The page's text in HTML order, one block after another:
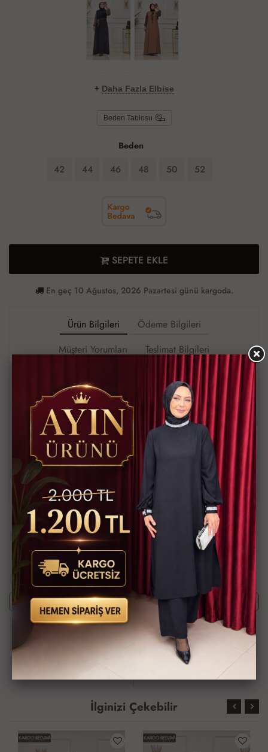
+ Daha Fazla Elbise
Beden Tablosu
Beden
42 44 46 48 50 52
SEPETE EKLE
En geç 10 Ağustos, 2026 Pazartesi günü kargoda.
Ürün Bilgileri
Ödeme Bilgileri
Müşteri Yorumları
Teslimat Bilgileri
*Ürün kod :1841*
52 Bedene kadar Linel elbise ?
Krep kumaş kollar leopar şifon (iç göstermez)
42-44-46-48-50-52 bedenlerde
Uzunluk 140 cm
İster bel kuşağı ile istersenizde fular olarak kullanabilirsiniz
?Kargo dahil 1000 ₺
Ürün Kodu
TAL1841-1300
Bu ürünün siparişini sizin yerinize Müşteri Hizmetleri veya WhatsApp
ekibimizin oluşturmasını isterseniz yukarıda yazan Ürün Kodu'nu
aşağıdaki butonlara tıkladıktan sonra ekibimizle görüştüğünüzde
paylaşabilirsiniz.
Whatsapp ile Sipariş
Telefon ile Sipariş
Güvenli Alışveriş İmkanı
Hızlı Kargo İmkanı
Kredi Kartına Taksit
Kapıda Ödeme İmkanı
İlginizi Çekebilir
KARGO BEDAVA KARGO BEDAVA